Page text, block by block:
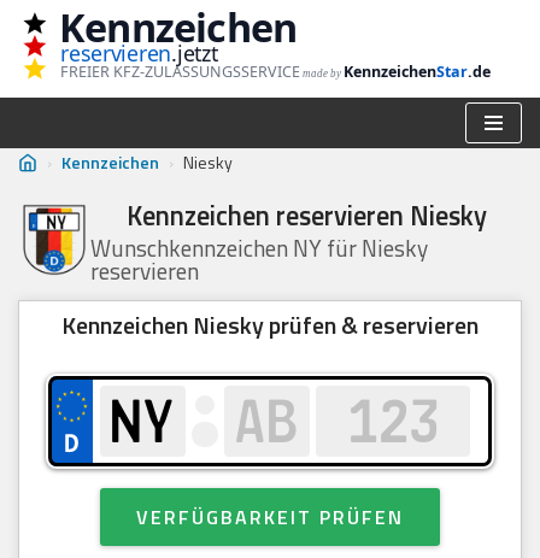
Zum
Inhalt
Kennzeichen
reservieren.jetzt
FREIER KFZ-ZULASSUNGSSERVICE made by KennzeichenStar.de
› Kennzeichen › Niesky
Kennzeichen reservieren Niesky
Wunschkennzeichen NY für Niesky
reservieren
Kennzeichen Niesky prüfen & reservieren
VERFÜGBARKEIT PRÜFEN